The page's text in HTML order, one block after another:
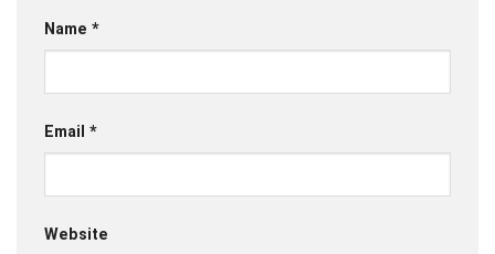
Name *
Email *
Website